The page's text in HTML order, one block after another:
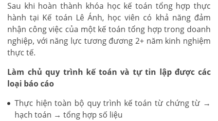
Sau khi hoàn thành khóa học kế toán tổng hợp thực
hành tại Kế toán Lê Ánh, học viên có khả năng đảm
nhận công việc của một kế toán tổng hợp trong doanh
nghiệp, với năng lực tương đương 2+ năm kinh nghiệm
thực tế.
Làm chủ quy trình kế toán và tự tin lập được các
loại báo cáo
Thực hiện toàn bộ quy trình kế toán từ chứng từ →
hạch toán → tổng hợp số liệu